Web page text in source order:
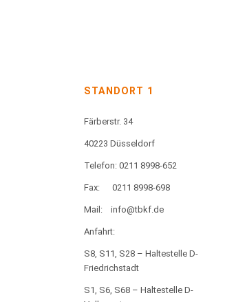
STANDORT 1
Färberstr. 34
40223 Düsseldorf
Telefon: 0211 8998-652
Fax: 0211 8998-698
Mail: info@tbkf.de
Anfahrt:
S8, S11, S28 – Haltestelle D-
Friedrichstadt
S1, S6, S68 – Haltestelle D-